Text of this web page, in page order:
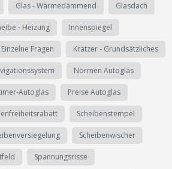
Glas - Wärmedämmend Glasdach
- Heizung Innenspiegel
Fragen Kratzer - Grundsätzliches
Normen Autoglas
Autoglas Preise Autoglas
Scheibenstempel
Scheibenwischer
Spannungsrisse